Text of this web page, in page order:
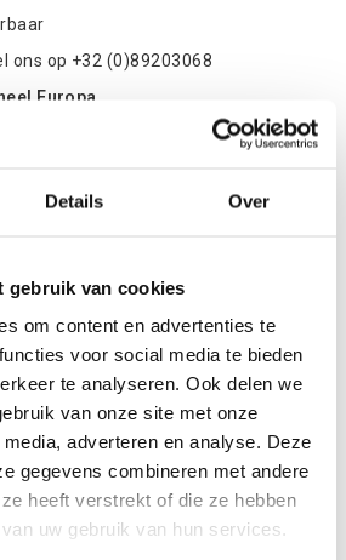
Details Over
gebruik van cookies
om content en advertenties te
voor social media te bieden
te analyseren. Ook delen we
van onze site met onze
adverteren en analyse. Deze
gegevens combineren met andere
heeft verstrekt of die ze hebben
uw gebruik van hun services.
ons op +32 (0)89203068
Europa
LAND CRUISER VDJ200
95% aluminium, twee zijrails zijn met
acht aluminium structurele
zijn de rails verbonden door een
extra verlichting kan worden